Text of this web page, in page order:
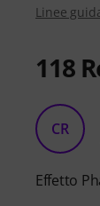
Linee
118
CR
Effetto